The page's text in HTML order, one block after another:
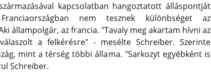
kapcsolatban hangoztatott álláspontját
nem tesznek különbséget az
állampolgár, az francia. "Tavaly meg akartam hívni az
a felkérésre" - mesélte Schreiber. Szerinte
mint a térség többi állama. "Sarkozyt egyébként is
Schreiber.